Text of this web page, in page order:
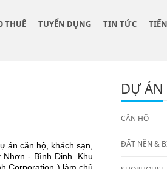
THUÊ TUYỂN DỤNG TIN TỨC
DỰ ÁN
CĂN HỘ
ĐẤT NỀN &
án căn hộ, khách sạn,
Nhơn - Bình Định. Khu